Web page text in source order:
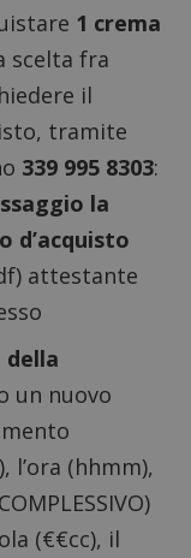
1 crema
scelta fra
il
tramite
339 995 8303:
la
d’acquisto
attestante
della
un nuovo
l’ora (hhmm),
(€€cc), il